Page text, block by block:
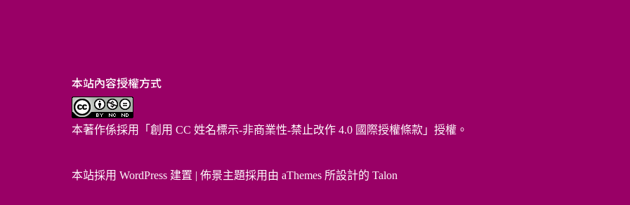
本站內容授權方式
本著作係採用「 創用 CC 姓名標示-非商業性-禁止改作 4.0 國際授權條款 」授權。
本站採用 WordPress 建置 | 佈景主題採用由 aThemes 所設計的 Talon